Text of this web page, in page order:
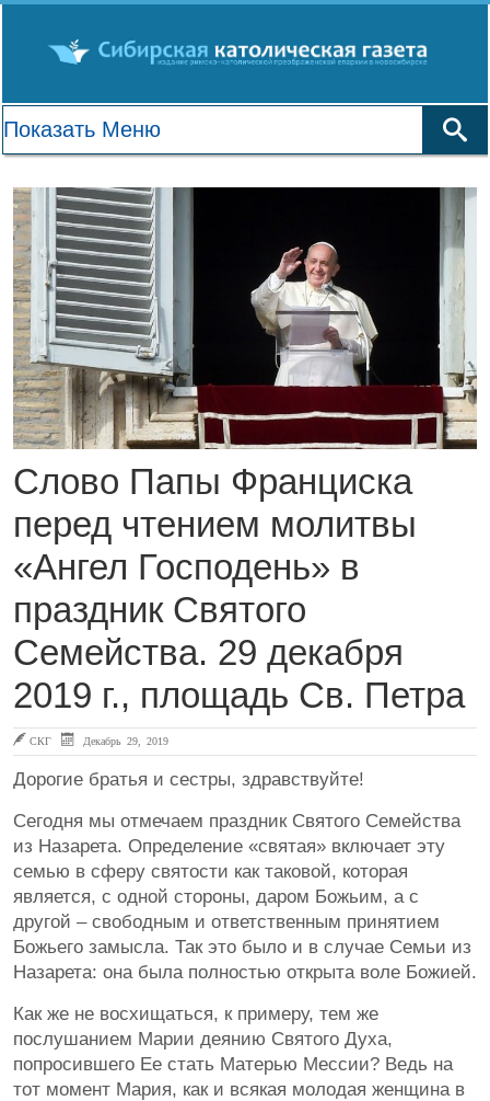
Слово Папы Франциска
перед чтением молитвы
«Ангел Господень» в
праздник Святого
Семейства. 29 декабря
2019 г., площадь Св. Петра
СКГ Декабрь 29, 2019
Дорогие братья и сестры, здравствуйте!
Сегодня мы отмечаем праздник Святого Семейства
из Назарета. Определение «святая» включает эту
семью в сферу святости как таковой, которая
является, с одной стороны, даром Божьим, а с
другой – свободным и ответственным принятием
Божьего замысла. Так это было и в случае Семьи из
Назарета: она была полностью открыта воле Божией.
Как же не восхищаться, к примеру, тем же
послушанием Марии деянию Святого Духа,
попросившего Ее стать Матерью Мессии? Ведь на
тот момент Мария, как и всякая молодая женщина в